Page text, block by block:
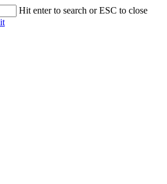
Hit enter to search or ESC to close